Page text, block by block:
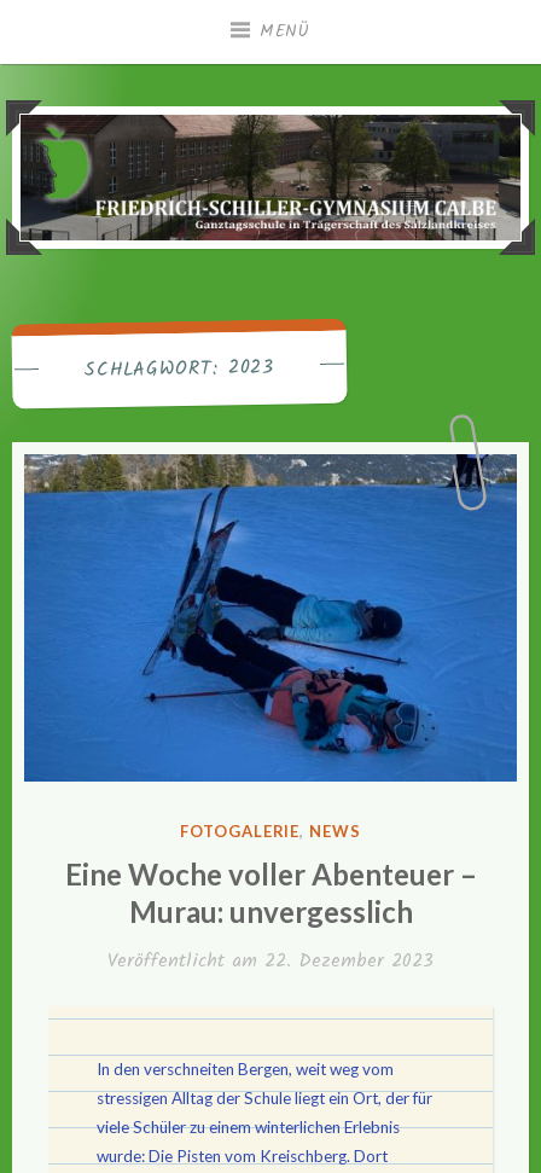
MENÜ
Friedrich-Schiller-
Gymnasium Calbe
Ganztagsgymnasium in Trägerschaft des
Salzlandkreises
SCHLAGWORT: 2023
VERÖFFENTLICHT
IN
FOTOGALERIE, NEWS
Eine Woche voller Abenteuer –
Murau: unvergesslich
Veröffentlicht am 22. Dezember 2023
In den verschneiten Bergen, weit weg vom
stressigen Alltag der Schule liegt ein Ort, der für
viele Schüler zu einem winterlichen Erlebnis
wurde: Die Pisten vom Kreischberg. Dort